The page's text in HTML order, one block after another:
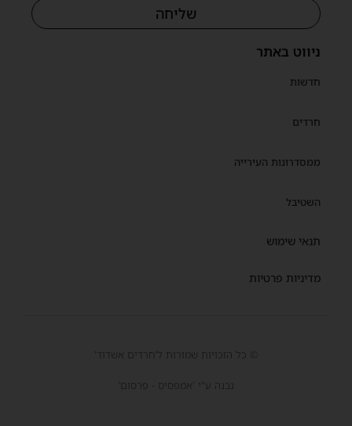
ניווט באתר
חדשות
חרדים
ממסדרונות העירייה
השטיבל
תנאי שימוש
מדיניות פרטיות
שליחה
© כל הזכויות שמורות ל'חרדים אשדוד'
נבנה ע"י 'אמפסיס - פרסום'